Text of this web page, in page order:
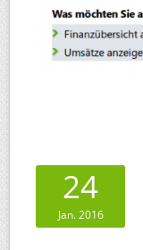
24
Jan. 2016